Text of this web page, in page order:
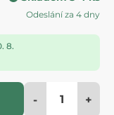
Odeslání za 4 dny
8.
- +